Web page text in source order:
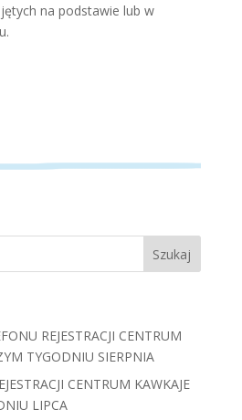
na podstawie lub w
REJESTRACJI CENTRUM
TYGODNIU SIERPNIA
CENTRUM KAWKAJE
LIPCA